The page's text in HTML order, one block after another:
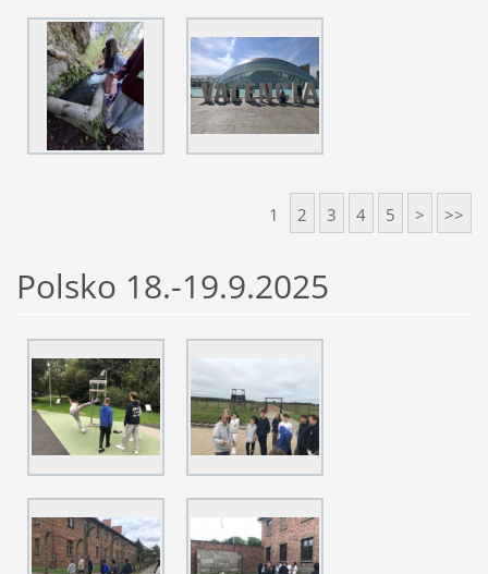
1 2 3 4 5 > >>
Polsko 18.-19.9.2025